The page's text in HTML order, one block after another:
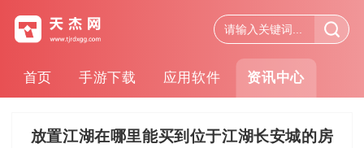
首页 手游下载 应用软件 资讯中心
放置江湖在哪里能买到位于江湖长安城的房